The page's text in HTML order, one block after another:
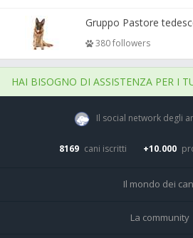
Gruppo Pastore
380 followers
HAI BISOGNO DI ASSISTENZA PER I
Il social network degli
8169 cani iscritti +10.000
Il mondo dei
Tutte le razze
La community